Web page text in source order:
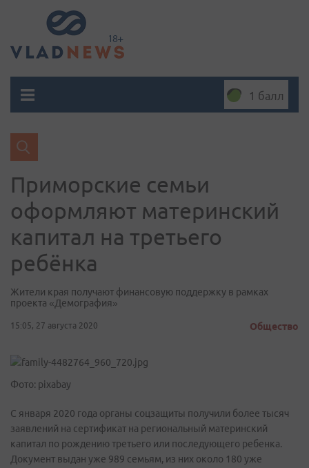
1 балл
Приморские семьи
оформляют материнский
капитал на третьего
ребёнка
Жители края получают финансовую поддержку в рамках
проекта «Демография»
15:05, 27 августа 2020 Общество
Фото: pixabay
С января 2020 года органы соцзащиты получили более тысяч
заявлений на сертификат на региональный материнский
капитал по рождению третьего или последующего ребенка.
Документ выдан уже 989 семьям, из них около 180 уже